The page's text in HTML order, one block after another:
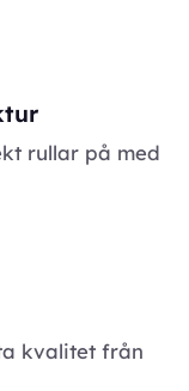
rullar på med
kvalitet från